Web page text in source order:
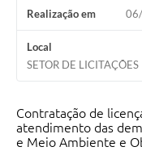
Realização em
Local
SETOR DE LICITAÇÕES
Contratação de
atendimento das
e Meio Ambiente e